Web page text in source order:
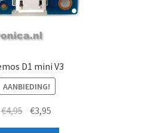
D1 mini V3
AANBIEDING!
€4,95 Oorspronkelijke
prijs
€3,95
prijs